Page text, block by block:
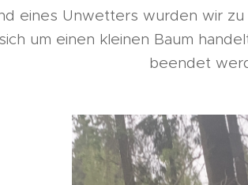
eines Unwetters wurden wir zu
um einen kleinen Baum
beendet